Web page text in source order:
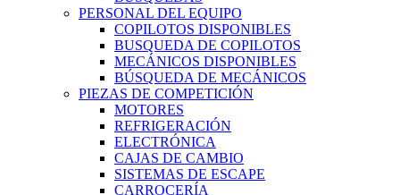
PERSONAL DEL EQUIPO
COPILOTOS DISPONIBLES
BUSQUEDA DE COPILOTOS
MECÁNICOS DISPONIBLES
BÚSQUEDA DE MECÁNICOS
PIEZAS DE COMPETICIÓN
MOTORES
REFRIGERACIÓN
ELECTRÓNICA
CAJAS DE CAMBIO
SISTEMAS DE ESCAPE
CARROCERÍA